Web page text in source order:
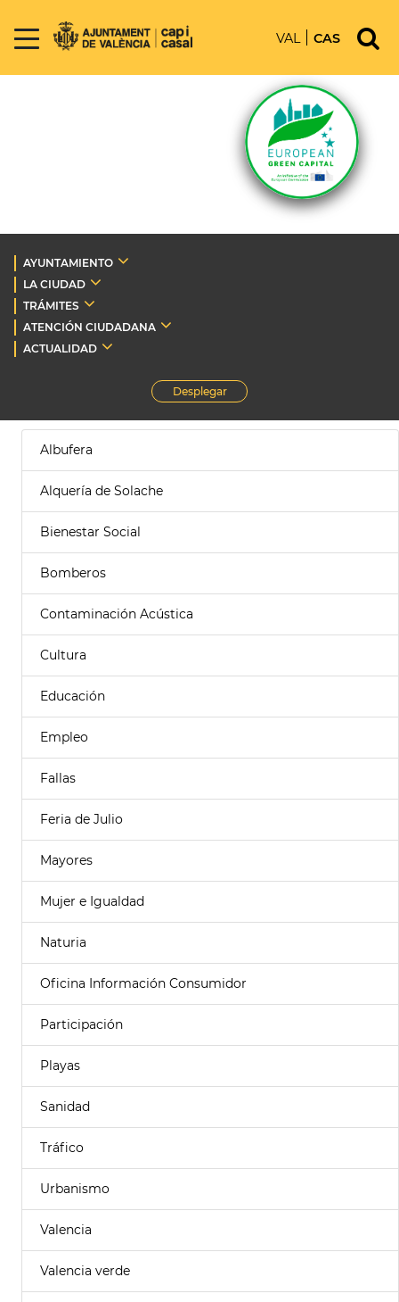
VAL CAS
AYUNTAMIENTO
LA CIUDAD
TRÁMITES
ATENCIÓN CIUDADANA
ACTUALIDAD
Desplegar
Albufera
Alquería de Solache
Bienestar Social
Bomberos
Contaminación Acústica
Cultura
Educación
Empleo
Fallas
Feria de Julio
Mayores
Mujer e Igualdad
Naturia
Oficina Información Consumidor
Participación
Playas
Sanidad
Tráfico
Urbanismo
Valencia
Valencia verde